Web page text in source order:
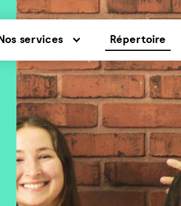
services Répertoire